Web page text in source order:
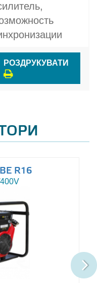
РОЗДРУКУВАТИ
R16